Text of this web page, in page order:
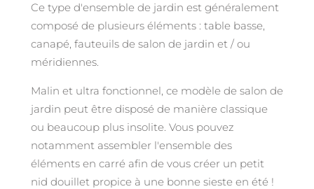
Ce type d'ensemble de jardin est généralement
composé de plusieurs éléments : table basse,
canapé, fauteuils de salon de jardin et / ou
méridiennes.
Malin et ultra fonctionnel, ce modèle de salon de
jardin peut être disposé de manière classique
ou beaucoup plus insolite. Vous pouvez
notamment assembler l'ensemble des
éléments en carré afin de vous créer un petit
nid douillet propice à une bonne sieste en été !